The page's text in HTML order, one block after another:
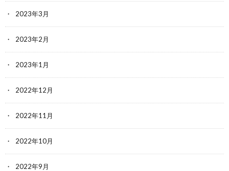
2023年3月
2023年2月
2023年1月
2022年12月
2022年11月
2022年10月
2022年9月